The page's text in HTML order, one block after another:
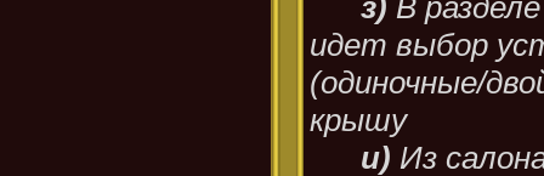
з) В
идет выбор
(одиночные/
крышу
и) Из